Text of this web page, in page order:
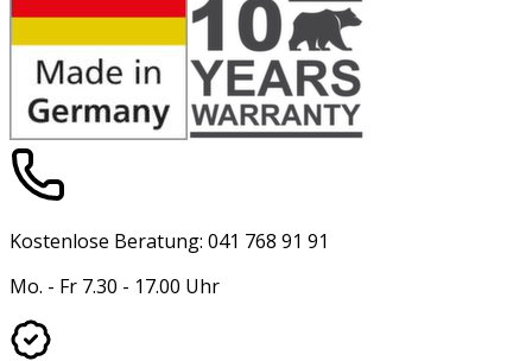
Kostenlose Beratung: 041 768 91 91
Mo. - Fr 7.30 - 17.00 Uhr